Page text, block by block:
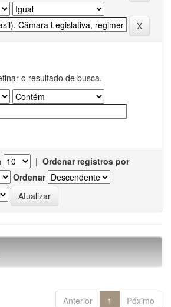
o resultado de busca.
| Ordenar registros por
Ordenar
Anterior 1 Póximo